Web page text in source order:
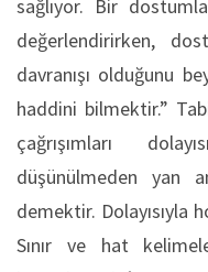
sağlıyor. Bir
değerlendirirken,
davranışı olduğunu
haddini bilmektir.”
çağrışımları
düşünülmeden yan
demektir. Dolayısıyla
Sınır ve hat